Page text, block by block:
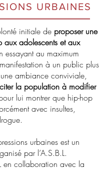
URBAINES
initiale de proposer une
aux adolescents et aux
essayant au maximum
à un public plus
ambiance conviviale,
la population à modifier
lui montrer que hip-hop
avec insultes,
urbaines est un
par l’A.S.B.L.
en collaboration avec la